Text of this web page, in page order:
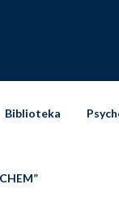
Biblioteka